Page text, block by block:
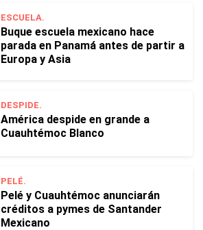
ESCUELA.
Buque escuela mexicano hace
parada en Panamá antes de partir a
Europa y Asia
DESPIDE.
América despide en grande a
Cuauhtémoc Blanco
PELÉ.
Pelé y Cuauhtémoc anunciarán
créditos a pymes de Santander
Mexicano